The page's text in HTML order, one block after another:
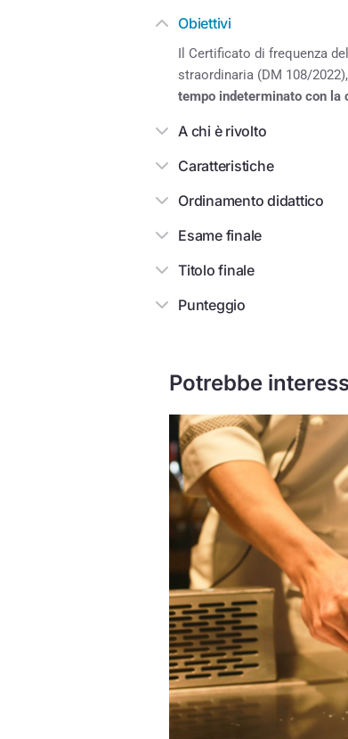
Obiettivi
Il Certificato di frequenza
straordinaria (DM 108/2022),
tempo indeterminato con la
A chi è rivolto
Caratteristiche
Ordinamento didattico
Esame finale
Titolo finale
Punteggio
Potrebbe